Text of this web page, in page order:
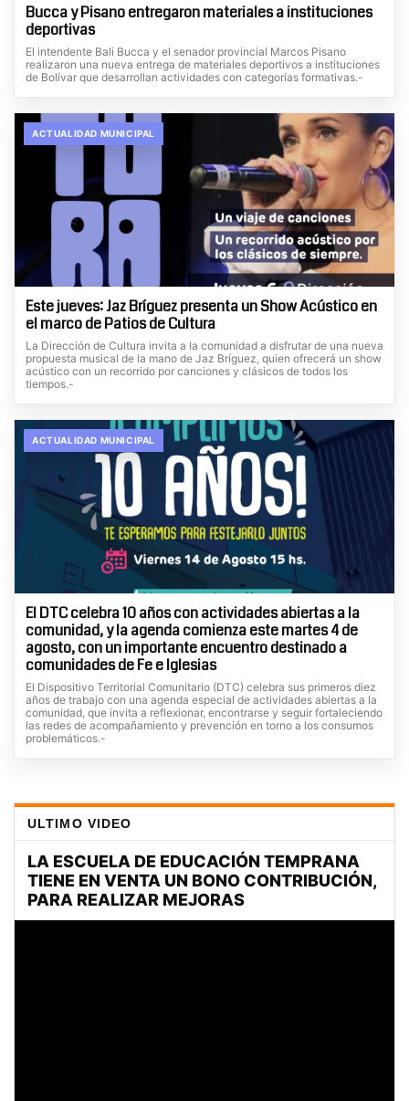
Bucca y Pisano entregaron materiales a instituciones
deportivas
El intendente Bali Bucca y el senador provincial Marcos Pisano
realizaron una nueva entrega de materiales deportivos a instituciones
de Bolívar que desarrollan actividades con categorías formativas.-
ACTUALIDAD MUNICIPAL
Este jueves: Jaz Bríguez presenta un Show Acústico en
el marco de Patios de Cultura
La Dirección de Cultura invita a la comunidad a disfrutar de una nueva
propuesta musical de la mano de Jaz Bríguez, quien ofrecerá un show
acústico con un recorrido por canciones y clásicos de todos los
tiempos.-
ACTUALIDAD MUNICIPAL
El DTC celebra 10 años con actividades abiertas a la
comunidad, y la agenda comienza este martes 4 de
agosto, con un importante encuentro destinado a
comunidades de Fe e Iglesias
El Dispositivo Territorial Comunitario (DTC) celebra sus primeros diez
años de trabajo con una agenda especial de actividades abiertas a la
comunidad, que invita a reflexionar, encontrarse y seguir fortaleciendo
las redes de acompañamiento y prevención en torno a los consumos
problemáticos.-
ULTIMO VIDEO